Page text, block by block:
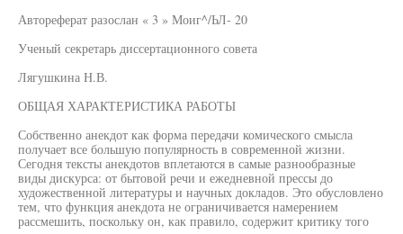
Автореферат разослан « 3 » Моиг^/ЬЛ- 20
Ученый секретарь диссертационного совета
Лягушкина Н.В.
ОБЩАЯ ХАРАКТЕРИСТИКА РАБОТЫ
Собственно анекдот как форма передачи комического смысла
получает все большую популярность в современной жизни.
Сегодня тексты анекдотов вплетаются в самые разнообразные
виды дискурса: от бытовой речи и ежедневной прессы до
художественной литературы и научных докладов. Это обусловлено
тем, что функция анекдота не ограничивается намерением
рассмешить, поскольку он, как правило, содержит критику того